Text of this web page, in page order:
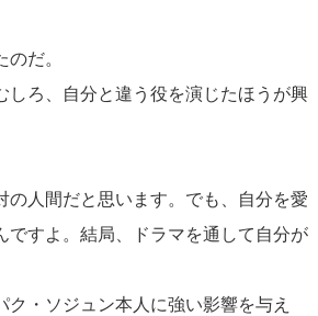
だ。
しろ、自分と違う役を演じたほうが興
の人間だと思います。でも、自分を愛
ですよ。結局、ドラマを通して自分が
・ソジュン本人に強い影響を与え